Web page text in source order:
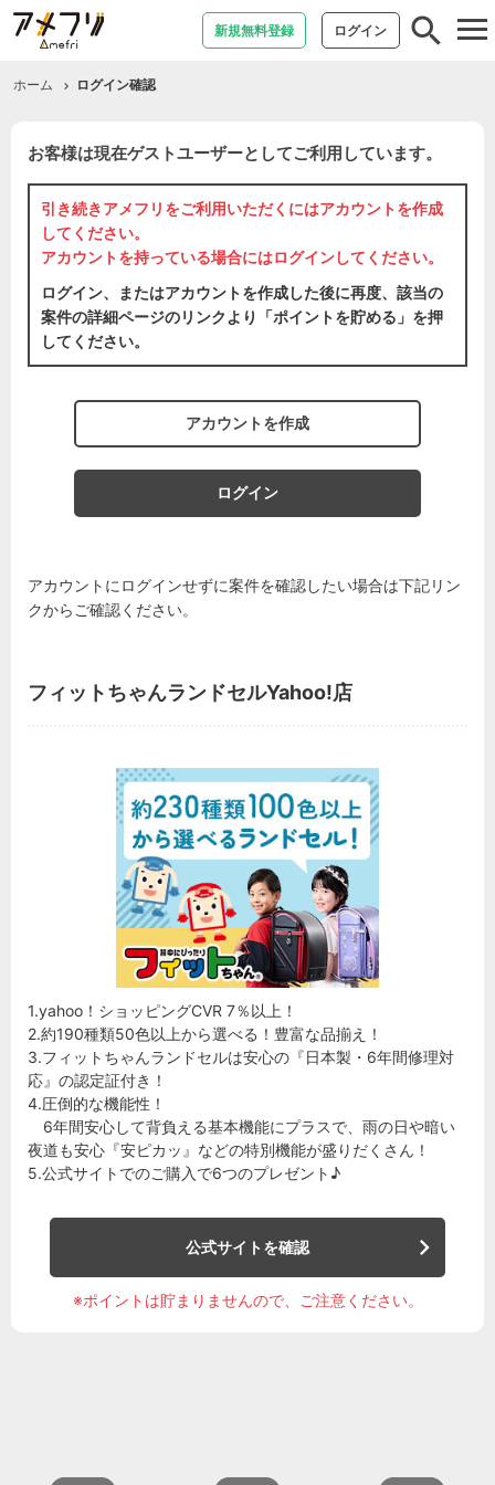
新規無料登録 ログイン
ホーム ログイン確認
お客様は現在ゲストユーザーとしてご利用しています。
引き続きアメフリをご利用いただくにはアカウントを作成
してください。
アカウントを持っている場合にはログインしてください。
ログイン、またはアカウントを作成した後に再度、該当の
案件の詳細ページのリンクより「ポイントを貯める」を押
してください。
アカウントを作成
ログイン
アカウントにログインせずに案件を確認したい場合は下記リン
クからご確認ください。
フィットちゃんランドセルYahoo!店
1.yahoo！ショッピングCVR 7％以上！
2.約190種類50色以上から選べる！豊富な品揃え！
3.フィットちゃんランドセルは安心の『日本製・6年間修理対
応』の認定証付き！
4.圧倒的な機能性！
6年間安心して背負える基本機能にプラスで、雨の日や暗い
夜道も安心『安ピカッ』などの特別機能が盛りだくさん！
5.公式サイトでのご購入で6つのプレゼント♪
公式サイトを確認
※ポイントは貯まりませんので、ご注意ください。